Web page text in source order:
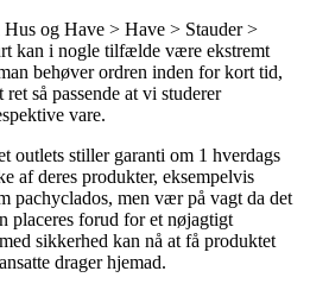
og Have > Have > Stauder >
kan i nogle tilfælde være ekstremt
behøver ordren inden for kort tid,
så passende at vi studerer
vare.
outlets stiller garanti om 1 hverdags
af deres produkter, eksempelvis
pachyclados, men vær på vagt da det
placeres forud for et nøjagtigt
sikkerhed kan nå at få produktet
drager hjemad.